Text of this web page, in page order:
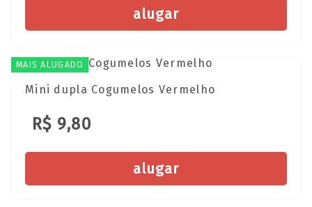
alugar
MAIS ALUGADO
Mini dupla Cogumelos Vermelho
R$ 9,80
alugar